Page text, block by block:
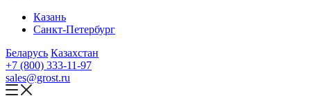
Казань
Санкт-Петербург
Беларусь Казахстан
+7 (800) 333-11-97
sales@grost.ru